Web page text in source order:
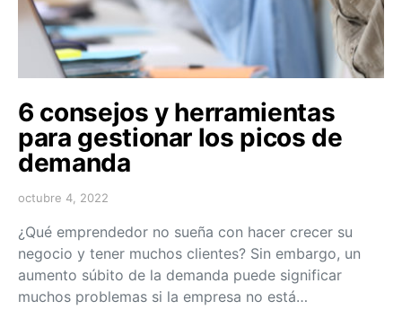
6 consejos y herramientas
para gestionar los picos de
demanda
octubre 4, 2022
¿Qué emprendedor no sueña con hacer crecer su
negocio y tener muchos clientes? Sin embargo, un
aumento súbito de la demanda puede significar
muchos problemas si la empresa no está…